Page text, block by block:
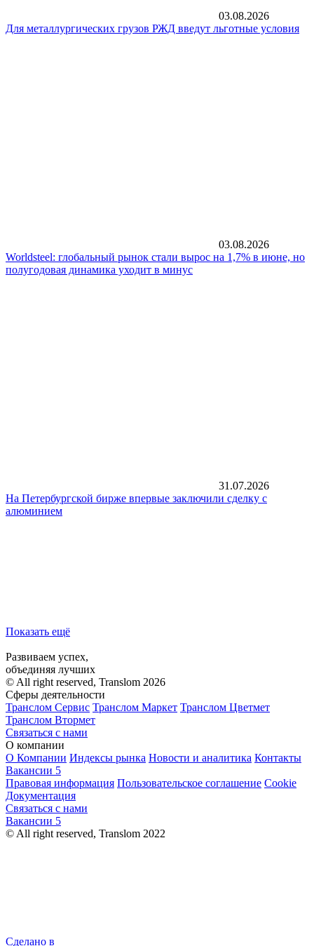
03.08.2026
Для металлургических грузов РЖД введут льготные условия
03.08.2026
Worldsteel: глобальный рынок стали вырос на 1,7% в июне, но
полугодовая динамика уходит в минус
31.07.2026
На Петербургской бирже впервые заключили сделку с
алюминием
Показать ещё
Развиваем успех,
объединяя лучших
© All right reserved, Translom 2026
Сферы деятельности
Транслом Сервис Транслом Маркет Транслом Цветмет
Транслом Втормет
Связаться с нами
О компании
О Компании Индексы рынка Новости и аналитика Контакты
Вакансии 5
Правовая информация Пользовательское соглашение Cookie
Документация
Связаться с нами
Вакансии 5
© All right reserved, Translom 2022
Сделано в